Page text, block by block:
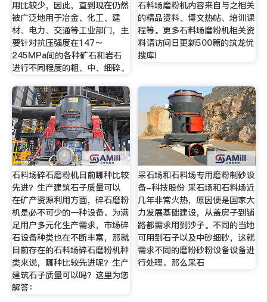
用比较少，因此，直到现在仍然
被广泛地用于冶金、化工、建
材、电力、交通等工业部门，主
要针对抗压强度在147～
245MPa间的各种矿石和岩石
进行不同程度的粗、中、细碎。
石料场磨粉机内容来自与之相关
的精品资料、博文热帖、培训课
程等。更多石料场磨粉机相关资
料请访问日更新500篇的筑龙优
搜库!
石料场碎石磨粉机目前哪种比较
先进？生产建筑石子质量可以
在矿产资源利用方面，碎石磨粉
机是必不可少的一种设备。为满
足用户多元化生产需求，市场碎
石设备种类也在不断丰富，那就
目前存在的石料场碎石磨粉机种
类来说，哪种比较先进呢？生产
建筑石子质量可以吗？这里为您
解答：
采石场和石料场专用磨粉制砂设
备-科技股份 采石场和石料场近
几年非常火热，原因便是国家大
力发展基础建设，从盖房子到铺
路都需求用到沙子。不同的当地
可用到石子以及中砂细砂，这就
需求不同的磨粉砂粉设备设备进
行处理。那么采石